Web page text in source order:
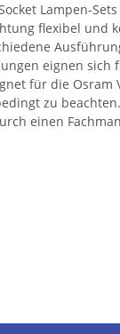
Lampen-
flexibel und
eignen sich
für die Osram
zu
einen